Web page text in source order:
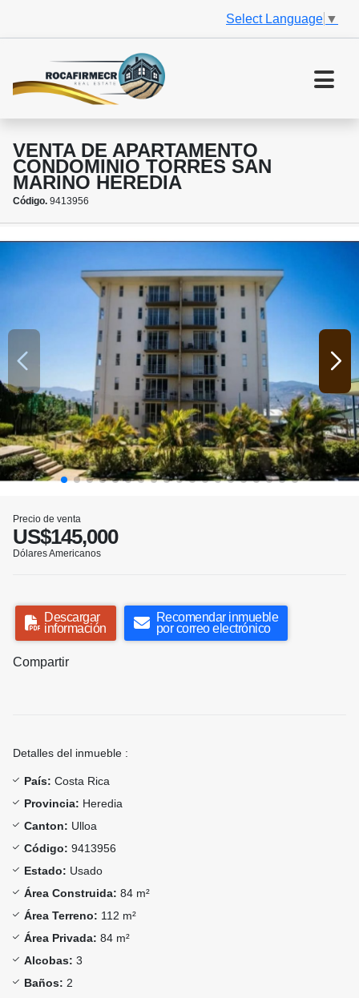
Select Language ▼
VENTA DE APARTAMENTO
CONDOMINIO TORRES SAN
MARINO HEREDIA
Código. 9413956
Precio de venta
US$145,000
Dólares Americanos
Descargar
información
Recomendar inmueble
por correo electrónico
Compartir
Detalles del inmueble :
País: Costa Rica
Provincia: Heredia
Canton: Ulloa
Código: 9413956
Estado: Usado
Área Construida: 84 m²
Área Terreno: 112 m²
Área Privada: 84 m²
Alcobas: 3
Baños: 2